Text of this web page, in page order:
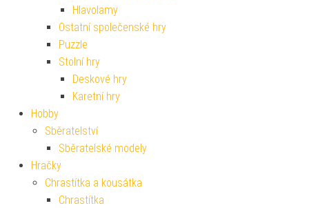
Hlavolamy
Ostatní společenské hry
Puzzle
Stolní hry
Deskové hry
Karetní hry
Hobby
Sběratelství
Sběratelské modely
Hračky
Chrastítka a kousátka
Chrastítka